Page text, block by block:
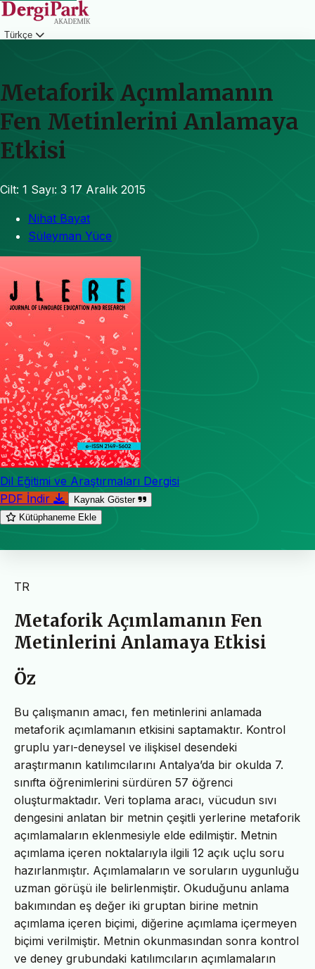
Türkçe
Metaforik Açımlamanın
Fen Metinlerini Anlamaya
Etkisi
Cilt: 1 Sayı: 3 17 Aralık 2015
Nihat Bayat
Süleyman Yüce
Dil Eğitimi ve Araştırmaları Dergisi
PDF İndir
Kaynak Göster
Kütüphaneme Ekle
TR
Metaforik Açımlamanın Fen
Metinlerini Anlamaya Etkisi
Öz
Bu çalışmanın amacı, fen metinlerini anlamada
metaforik açımlamanın etkisini saptamaktır. Kontrol
gruplu yarı-deneysel ve ilişkisel desendeki
araştırmanın katılımcılarını Antalya’da bir okulda 7.
sınıfta öğrenimlerini sürdüren 57 öğrenci
oluşturmaktadır. Veri toplama aracı, vücudun sıvı
dengesini anlatan bir metnin çeşitli yerlerine metaforik
açımlamaların eklenmesiyle elde edilmiştir. Metnin
açımlama içeren noktalarıyla ilgili 12 açık uçlu soru
hazırlanmıştır. Açımlamaların ve soruların uygunluğu
uzman görüşü ile belirlenmiştir. Okuduğunu anlama
bakımından eş değer iki gruptan birine metnin
açımlama içeren biçimi, diğerine açımlama içermeyen
biçimi verilmiştir. Metnin okunmasından sonra kontrol
ve deney grubundaki katılımcıların açımlamaların